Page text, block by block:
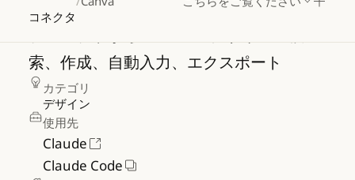
コネクタ
索、作成、自動入力、エクスポート
カテゴリ
デザイン
使用先
Claude
Claude Code